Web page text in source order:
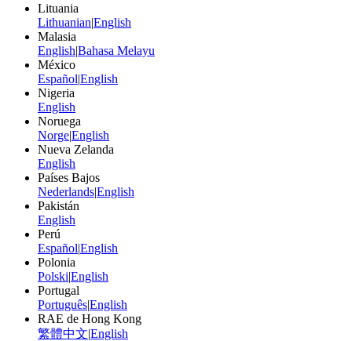
Lituania
Lithuanian|English
Malasia
English|Bahasa Melayu
México
Español|English
Nigeria
English
Noruega
Norge|English
Nueva Zelanda
English
Países Bajos
Nederlands|English
Pakistán
English
Perú
Español|English
Polonia
Polski|English
Portugal
Português|English
RAE de Hong Kong
繁體中文|English